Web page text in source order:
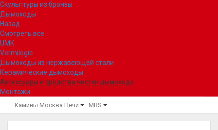
Скульптуры из бронзы
Дымоходы
Назад
Смотреть все
UMK
Vermilogic
Дымоходы из нержавеющей стали
Керамические дымоходы
Аксессуары и средства чистки дымохода
Монтажи
Камины Москва Печи MBS